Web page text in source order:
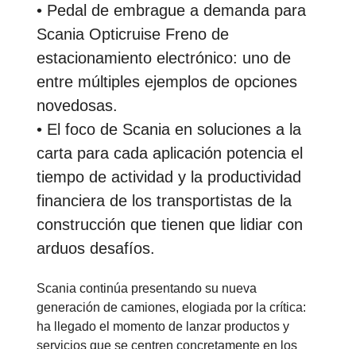
• Pedal de embrague a demanda para
Scania Opticruise Freno de
estacionamiento electrónico: uno de
entre múltiples ejemplos de opciones
novedosas.
• El foco de Scania en soluciones a la
carta para cada aplicación potencia el
tiempo de actividad y la productividad
financiera de los transportistas de la
construcción que tienen que lidiar con
arduos desafíos.
Scania continúa presentando su nueva
generación de camiones, elogiada por la crítica:
ha llegado el momento de lanzar productos y
servicios que se centren concretamente en los